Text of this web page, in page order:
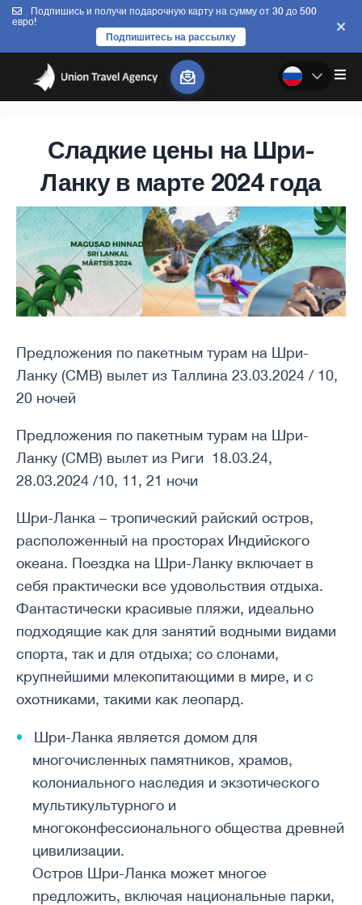
Подпишись и получи подарочную карту на сумму от 30 до 500
евро!
Подпишитесь на рассылку
Сладкие цены на Шри-
Ланку в марте 2024 года
Предложения по пакетным турам на Шри-
Ланку (CMB) вылет из Таллина 23.03.2024 / 10,
20 ночей
Предложения по пакетным турам на Шри-
Ланку (CMB) вылет из Риги 18.03.24,
28.03.2024 /10, 11, 21 ночи
Шри-Ланка – тропический райский остров,
расположенный на просторах Индийского
океана. Поездка на Шри-Ланку включает в
себя практически все удовольствия отдыха.
Фантастически красивые пляжи, идеально
подходящие как для занятий водными видами
спорта, так и для отдыха; со слонами,
крупнейшими млекопитающими в мире, и с
охотниками, такими как леопард.
Шри-Ланка является домом для
многочисленных памятников, храмов,
колониального наследия и экзотического
мультикультурного и
многоконфессионального общества древней
цивилизации.
Остров Шри-Ланка может многое
предложить, включая национальные парки,